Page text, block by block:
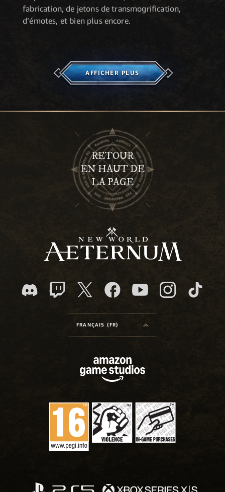
fabrication, de jetons de transmogrification,
d’émotes, et bien plus encore.
AFFICHER PLUS
RETOUR
EN HAUT DE
LA PAGE
FRANÇAIS (FR)